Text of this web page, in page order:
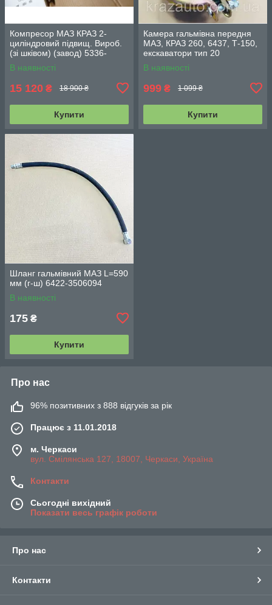
Компресор МАЗ КРАЗ 2-
циліндровий підвищ. Вироб.
(зі шківом) (завод) 5336-
3509012-10
В наявності
15 120 ₴ 18 900 ₴
Купити
Камера гальмівна передня
МАЗ, КРАЗ 260, 6437, Т-150,
екскаватори тип 20
18.3519110
В наявності
999 ₴ 1 099 ₴
Купити
Шланг гальмівний МАЗ L=590
мм (г-ш) 6422-3506094
В наявності
175 ₴
Купити
Про нас
96% позитивних з 888 відгуків за рік
Працює з 11.01.2018
м. Черкаси
вул. Смілянська 127, 18007, Черкаси, Україна
Контакти
Сьогодні вихідний
Показати весь графік роботи
Про нас
Контакти